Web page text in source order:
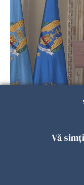
pare să se
politic minoritar
Vă